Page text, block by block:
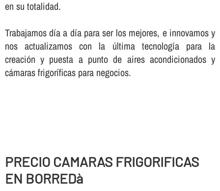
en su totalidad.
Trabajamos dí­a a dí­a para ser los mejores, e innovamos y
nos actualizamos con la última tecnologí­a para la
creación y puesta a punto de aires acondicionados y
cámaras frigorí­ficas para negocios.
PRECIO CAMARAS FRIGORIFICAS
EN BORREDà